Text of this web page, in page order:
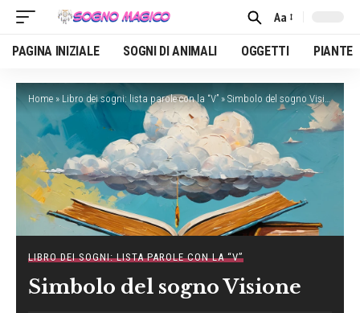
Font
Resizer
Aa
PAGINA INIZIALE SOGNI DI ANIMALI OGGETTI PIANTE
Home » Libro dei sogni: lista parole con la “V” » Simbolo del sogno Visione
LIBRO DEI SOGNI: LISTA PAROLE CON LA “V”
Simbolo del sogno Visione